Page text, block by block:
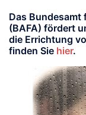
Das
(BAFA) fördert
die Errichtung
finden Sie hier.